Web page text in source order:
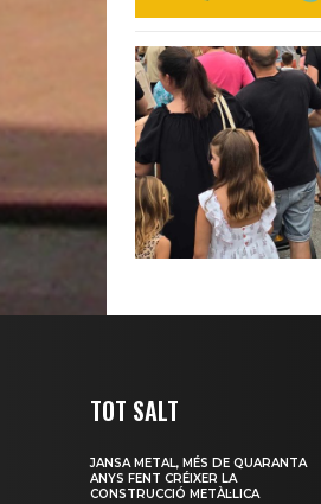
TOT SALT
JANSA METAL, MÉS DE QUARANTA
ANYS FENT CRÉIXER LA
CONSTRUCCIÓ METÀL·LICA